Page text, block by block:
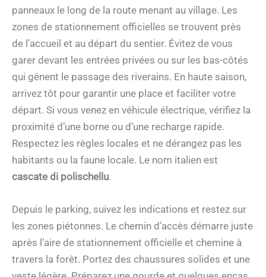
panneaux le long de la route menant au village. Les
zones de stationnement officielles se trouvent près
de l’accueil et au départ du sentier. Évitez de vous
garer devant les entrées privées ou sur les bas-côtés
qui gênent le passage des riverains. En haute saison,
arrivez tôt pour garantir une place et faciliter votre
départ. Si vous venez en véhicule électrique, vérifiez la
proximité d’une borne ou d’une recharge rapide.
Respectez les règles locales et ne dérangez pas les
habitants ou la faune locale. Le nom italien est
cascate di polischellu.
Depuis le parking, suivez les indications et restez sur
les zones piétonnes. Le chemin d’accès démarre juste
après l’aire de stationnement officielle et chemine à
travers la forêt. Portez des chaussures solides et une